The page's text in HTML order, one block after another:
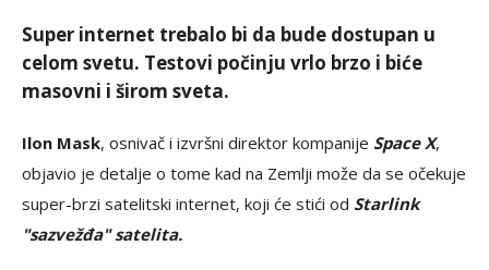
Super internet trebalo bi da bude dostupan u
celom svetu. Testovi počinju vrlo brzo i biće
masovni i širom sveta.
Ilon Mask, osnivač i izvršni direktor kompanije Space X,
objavio je detalje o tome kad na Zemlji može da se očekuje
super-brzi satelitski internet, koji će stići od Starlink
"sazvežđa" satelita.